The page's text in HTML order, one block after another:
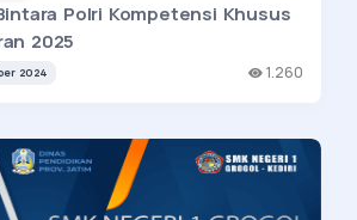
Polri Kompetensi Khusus
2025
2024 1.260